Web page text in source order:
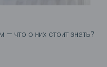
что о них стоит знать?